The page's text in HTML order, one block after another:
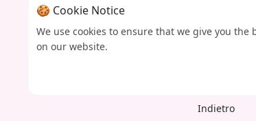
Approcci
amici e il
ricordano
Indietro
🍪 Cookie Notice
We use cookies to ensure that we give you the
on our website.